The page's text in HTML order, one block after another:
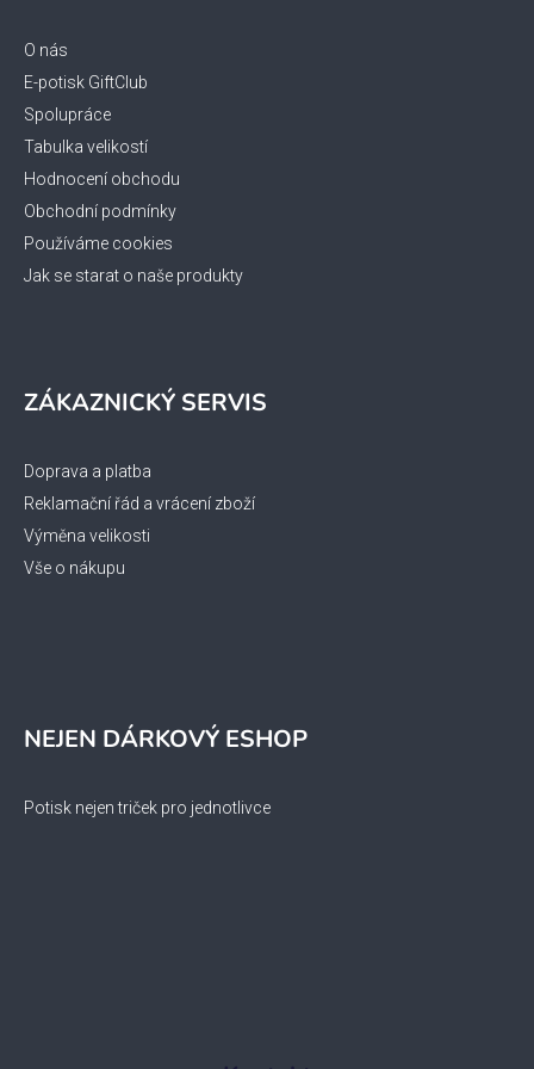
O nás
E-potisk GiftClub
Spolupráce
Tabulka velikostí
Hodnocení obchodu
Obchodní podmínky
Používáme cookies
Jak se starat o naše produkty
ZÁKAZNICKÝ SERVIS
Doprava a platba
Reklamační řád a vrácení zboží
Výměna velikosti
Vše o nákupu
NEJEN DÁRKOVÝ ESHOP
Potisk nejen triček pro jednotlivce